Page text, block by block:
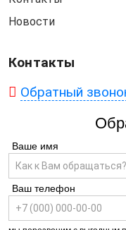
Новости
Контакты
Обратный
Ваше имя
Ваш телефон